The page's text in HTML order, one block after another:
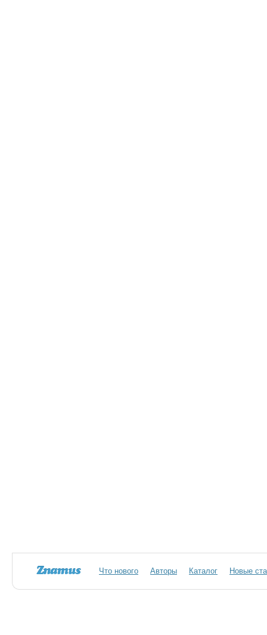
Что нового Авторы Каталог Новые